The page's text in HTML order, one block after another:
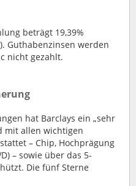
beträgt 19,39%
Guthabenzinsen werden
nicht gezahlt.
hat Barclays ein „sehr
mit allen wichtigen
– Chip, Hochprägung
– sowie über das 5-
Die fünf Sterne